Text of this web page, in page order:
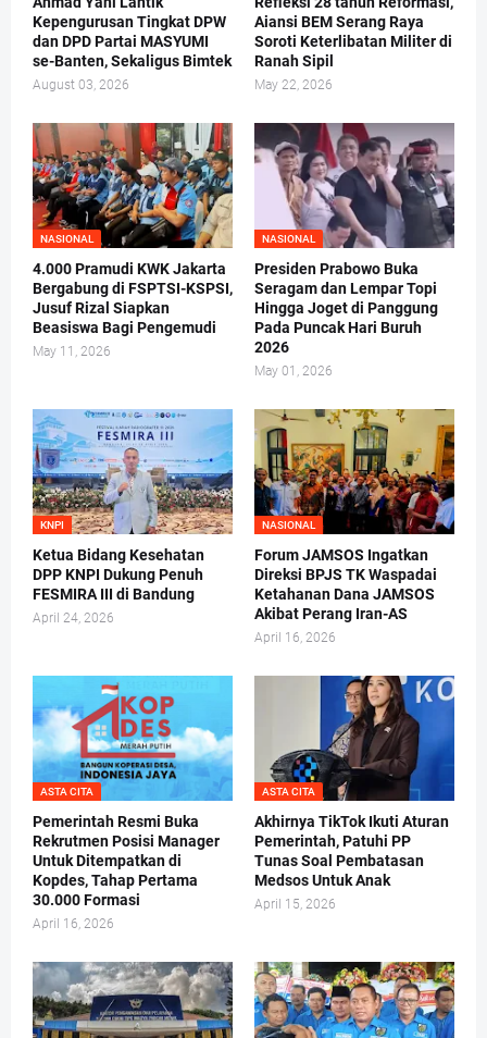
Kepengurusan Tingkat DPW
dan DPD Partai MASYUMI
se-Banten, Sekaligus Bimtek
August 03, 2026
Aiansi BEM Serang Raya
Soroti Keterlibatan Militer di
Ranah Sipil
May 22, 2026
NASIONAL
4.000 Pramudi KWK Jakarta
Bergabung di FSPTSI-KSPSI,
Jusuf Rizal Siapkan
Beasiswa Bagi Pengemudi
May 11, 2026
NASIONAL
Presiden Prabowo Buka
Seragam dan Lempar Topi
Hingga Joget di Panggung
Pada Puncak Hari Buruh
2026
May 01, 2026
KNPI
Ketua Bidang Kesehatan
DPP KNPI Dukung Penuh
FESMIRA III di Bandung
April 24, 2026
NASIONAL
Forum JAMSOS Ingatkan
Direksi BPJS TK Waspadai
Ketahanan Dana JAMSOS
Akibat Perang Iran-AS
April 16, 2026
ASTA CITA
Pemerintah Resmi Buka
Rekrutmen Posisi Manager
Untuk Ditempatkan di
Kopdes, Tahap Pertama
30.000 Formasi
April 16, 2026
ASTA CITA
Akhirnya TikTok Ikuti Aturan
Pemerintah, Patuhi PP
Tunas Soal Pembatasan
Medsos Untuk Anak
April 15, 2026